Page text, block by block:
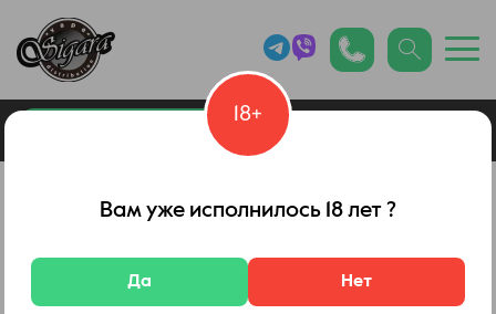
Каталог товаров
18+
Вам уже исполнилось 18 лет ?
Да Нет